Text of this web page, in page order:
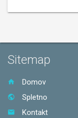
Sitemap
Domov
Spletno
Kontakt